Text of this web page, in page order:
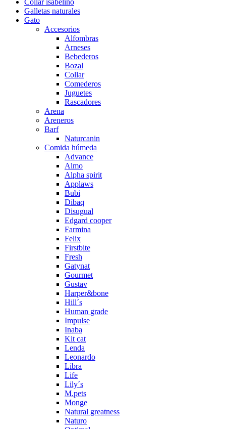
Collar isabelino
Galletas naturales
Gato
Accesorios
Alfombras
Arneses
Bebederos
Bozal
Collar
Comederos
Juguetes
Rascadores
Arena
Areneros
Barf
Naturcanin
Comida húmeda
Advance
Almo
Alpha spirit
Applaws
Bubi
Dibaq
Disugual
Edgard cooper
Farmina
Felix
Firstbite
Fresh
Gatynat
Gourmet
Gustav
Harper&bone
Hill´s
Human grade
Impulse
Inaba
Kit cat
Lenda
Leonardo
Libra
Life
Lily´s
M.pets
Monge
Natural greatness
Naturo